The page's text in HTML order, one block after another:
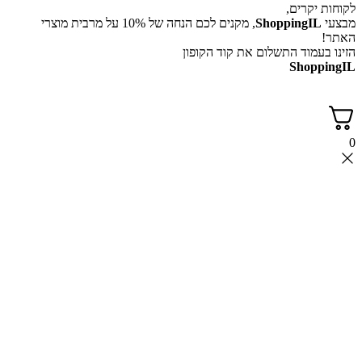
לקוחות יקרים,
מבצעי ShoppingIL
, מקנים לכם הנחה של 10% על מרבית מוצרי
האתר!
הזינו בעמוד התשלום את קוד הקופון
ShoppingIL
0